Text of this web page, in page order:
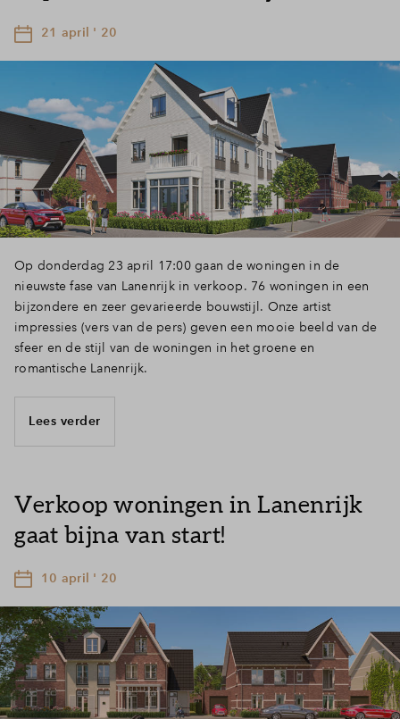
21 april ' 20
Op donderdag 23 april 17:00 gaan de woningen in de
nieuwste fase van Lanenrijk in verkoop. 76 woningen in een
bijzondere en zeer gevarieerde bouwstijl. Onze artist
impressies (vers van de pers) geven een mooie beeld van de
sfeer en de stijl van de woningen in het groene en
romantische Lanenrijk.
Lees verder
Verkoop woningen in Lanenrijk
gaat bijna van start!
10 april ' 20